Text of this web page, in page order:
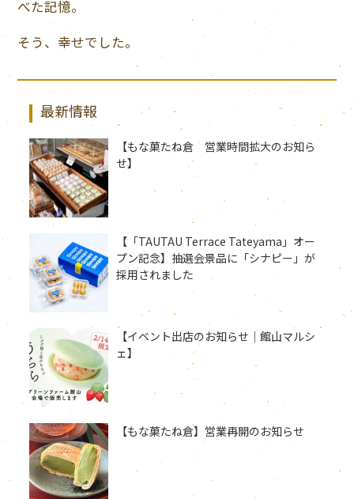
べた記憶。
そう、幸せでした。
最新情報
【もな菓たね倉 営業時間拡大のお知ら
せ】
【「TAUTAU Terrace Tateyama」オー
プン記念】抽選会景品に「シナピー」が
採用されました
【イベント出店のお知らせ｜館山マルシ
ェ】
【もな菓たね倉】営業再開のお知らせ